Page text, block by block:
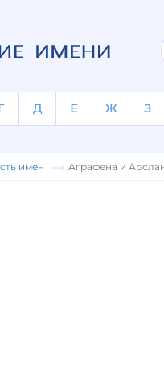
Д Е Ж З
имен Аграфена и